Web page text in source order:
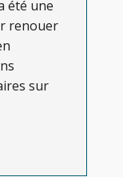
été une
renouer
sur